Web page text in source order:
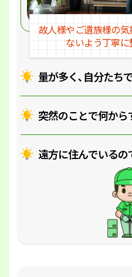
量が多く､自分たち
突然のことで何か
遠方に住んでいる
故人様やご遺族様の気
ないよう丁寧